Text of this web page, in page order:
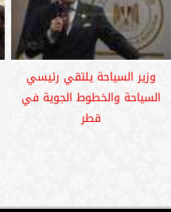
وزير السياحة يلتقي رئيسي
السياحة والخطوط الجوية في
قطر